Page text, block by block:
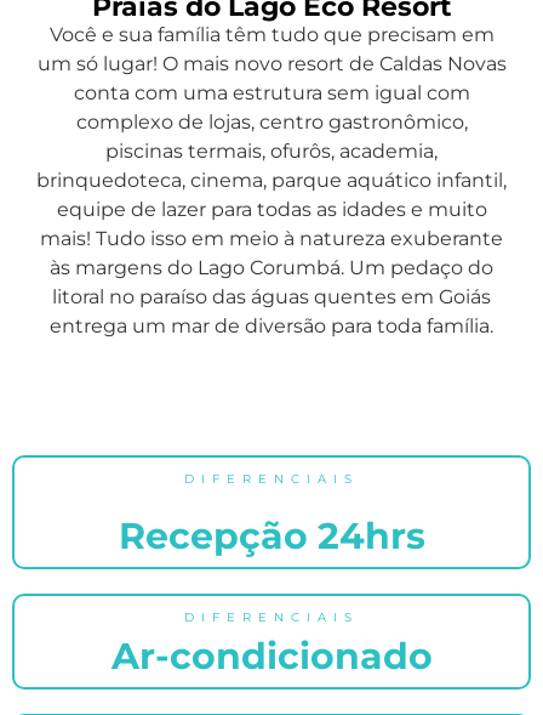
Praias do Lago Eco Resort
Você e sua família têm tudo que precisam em
um só lugar! O mais novo resort de Caldas Novas
conta com uma estrutura sem igual com
complexo de lojas, centro gastronômico,
piscinas termais, ofurôs, academia,
brinquedoteca, cinema, parque aquático infantil,
equipe de lazer para todas as idades e muito
mais! Tudo isso em meio à natureza exuberante
às margens do Lago Corumbá. Um pedaço do
litoral no paraíso das águas quentes em Goiás
entrega um mar de diversão para toda família.
DIFERENCIAIS
Recepção 24hrs
DIFERENCIAIS
Ar-condicionado